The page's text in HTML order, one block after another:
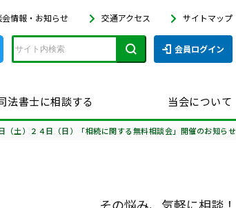
会情報・お知らせ 交通アクセス サイトマップ
会員ログイン
法書士に相談する 当会について
（土）２４日（日）「相続に関する無料相談会」開催のお知らせ
その悩み、気軽に相談！